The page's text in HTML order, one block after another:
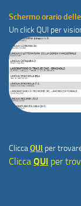
Schermo orario
Un click QUI per
CliccaQUI per
Clicca QUI per